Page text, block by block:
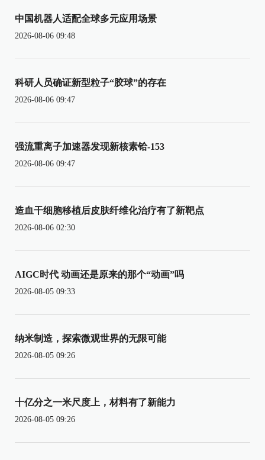
中国机器人适配全球多元应用场景
2026-08-06 09:48
科研人员确证新型粒子“胶球”的存在
2026-08-06 09:47
强流重离子加速器发现新核素铪-153
2026-08-06 09:47
造血干细胞移植后皮肤纤维化治疗有了新靶点
2026-08-06 02:30
AIGC时代 动画还是原来的那个“动画”吗
2026-08-05 09:33
纳米制造，探索微观世界的无限可能
2026-08-05 09:26
十亿分之一米尺度上，材料有了新能力
2026-08-05 09:26